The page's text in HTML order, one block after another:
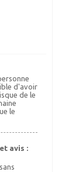
d'avoir
de le
le
avis :